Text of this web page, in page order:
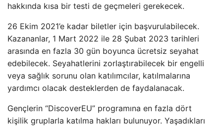
hakkında kısa bir testi de geçmeleri gerekecek.
26 Ekim 2021’e kadar biletler için başvurulabilecek.
Kazananlar, 1 Mart 2022 ile 28 Şubat 2023 tarihleri ​​
arasında en fazla 30 gün boyunca ücretsiz seyahat
edebilecek. Seyahatlerini zorlaştırabilecek bir engelli
veya sağlık sorunu olan katılımcılar, katılmalarına
yardımcı olacak desteklerden de faydalanacak.
Gençlerin “DiscoverEU” programına en fazla dört
kişilik gruplarla katılma hakları bulunuyor. Yaşadıkları